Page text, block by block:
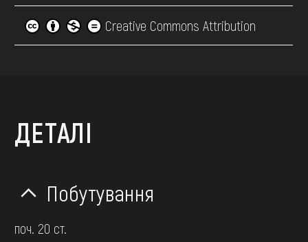
Creative Commons Attribution
ДЕТАЛІ
Побутування
поч. 20 ст.